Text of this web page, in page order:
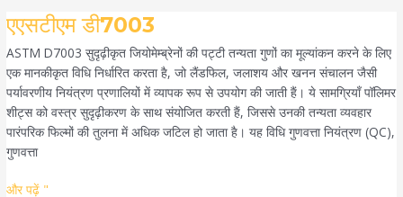
एएसटीएम डी7003
ASTM D7003 सुदृढ़ीकृत जियोमेम्ब्रेनों की पट्टी तन्यता गुणों का मूल्यांकन करने के लिए
एक मानकीकृत विधि निर्धारित करता है, जो लैंडफिल, जलाशय और खनन संचालन जैसी
पर्यावरणीय नियंत्रण प्रणालियों में व्यापक रूप से उपयोग की जाती हैं। ये सामग्रियाँ पॉलिमर
शीट्स को वस्त्र सुदृढ़ीकरण के साथ संयोजित करती हैं, जिससे उनकी तन्यता व्यवहार
पारंपरिक फिल्मों की तुलना में अधिक जटिल हो जाता है। यह विधि गुणवत्ता नियंत्रण (QC),
गुणवत्ता
एएसटीएम
डी7003
और पढ़ें "